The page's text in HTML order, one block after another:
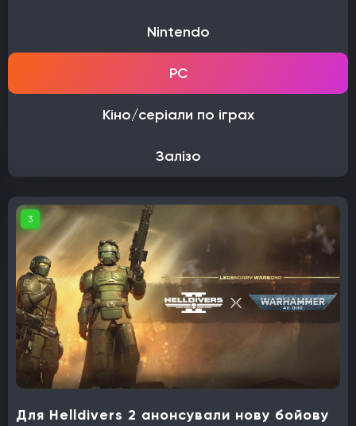
Nintendo
PC
Кіно/серіали по іграх
Залізо
3
Для Helldivers 2 анонсували нову бойову